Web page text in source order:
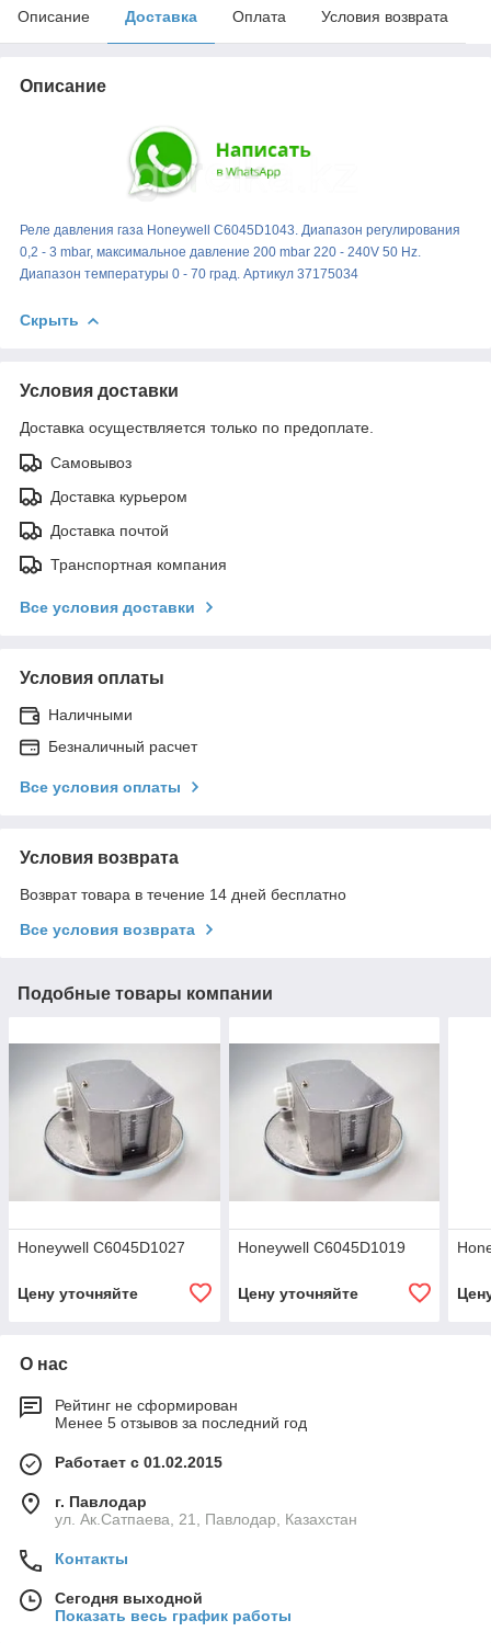
Описание Доставка Оплата Условия возврата
Описание
Реле давления газа Honeywell С6045D1043. Диапазон регулирования
0,2 - 3 mbar, максимальное давление 200 mbar 220 - 240V 50 Hz.
Диапазон температуры 0 - 70 град. Артикул 37175034
Скрыть
Условия доставки
Доставка осуществляется только по предоплате.
Самовывоз
Доставка курьером
Доставка почтой
Транспортная компания
Все условия доставки
Условия оплаты
Наличными
Безналичный расчет
Все условия оплаты
Условия возврата
Возврат товара в течение 14 дней бесплатно
Все условия возврата
Подобные товары компании
Honeywell С6045D1027
Цену уточняйте
Honeywell С6045D1019
Цену уточняйте
О нас
Рейтинг не сформирован
Менее 5 отзывов за последний год
Работает с 01.02.2015
г. Павлодар
ул. Ак.Сатпаева, 21, Павлодар, Казахстан
Контакты
Сегодня выходной
Показать весь график работы